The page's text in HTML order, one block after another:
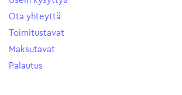
Ota yhteyttä
Toimitustavat
Maksutavat
Palautus